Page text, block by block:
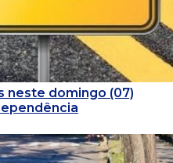
neste domingo (07)